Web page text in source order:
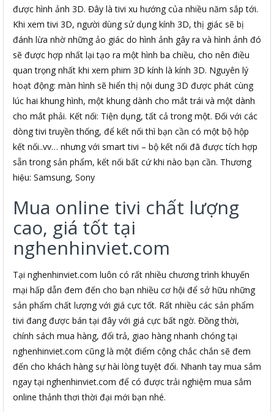
được hình ảnh 3D. Đây là tivi xu hướng của nhiều năm sắp tới.
Khi xem tivi 3D, người dùng sử dụng kính 3D, thị giác sẽ bị
đánh lừa nhờ những ảo giác do hình ảnh gây ra và hình ảnh đó
sẽ được hợp nhất lại tạo ra một hình ba chiều, cho nên điều
quan trọng nhất khi xem phim 3D kính là kính 3D. Nguyên lý
hoạt động: màn hình sẽ hiển thị nội dung 3D được phát cùng
lúc hai khung hình, một khung dành cho mắt trái và một dành
cho mắt phải. Kết nối: Tiện dụng, tất cả trong một. Đối với các
dòng tivi truyền thống, để kết nối thì bạn cần có một bộ hộp
kết nối..vv… nhưng với smart tivi – bộ kết nối đã được tích hợp
sẵn trong sản phẩm, kết nối bất cứ khi nào bạn cần. Thương
hiệu: Samsung, Sony
Mua online tivi chất lượng
cao, giá tốt tại
nghenhinviet.com
Tại nghenhinviet.com luôn có rất nhiều chương trình khuyến
mại hấp dẫn đem đến cho bạn nhiều cơ hội để sở hữu những
sản phẩm chất lượng với giá cực tốt. Rất nhiều các sản phẩm
tivi đang được bán tại đây với giá cực bất ngờ. Đồng thời,
chính sách mua hàng, đổi trả, giao hàng nhanh chóng tại
nghenhinviet.com cũng là một điểm cộng chắc chắn sẽ đem
đến cho khách hàng sự hài lòng tuyệt đối. Nhanh tay mua sắm
ngay tại nghenhinviet.com để có được trải nghiệm mua sắm
online thảnh thơi thời đại mới bạn nhé.